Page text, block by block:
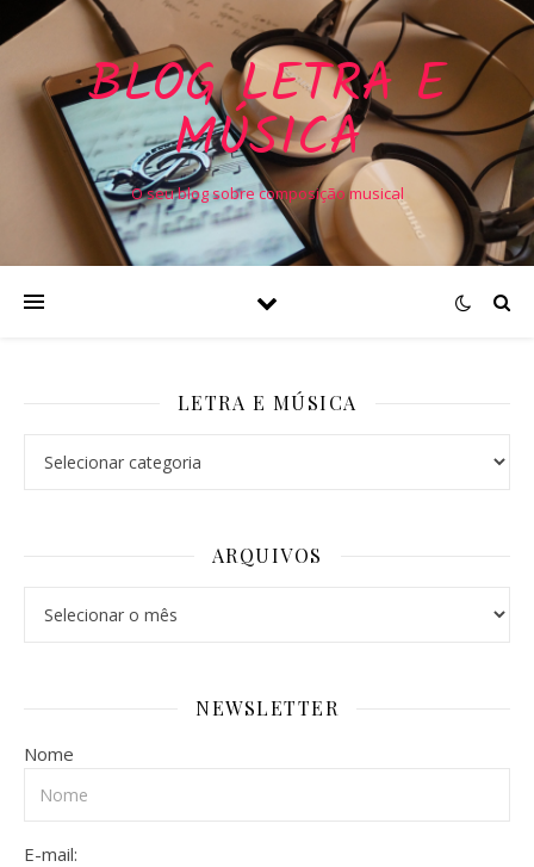
BLOG LETRA E
MÚSICA
O seu blog sobre composição musical
LETRA E MÚSICA
ARQUIVOS
NEWSLETTER
Nome
E-mail: